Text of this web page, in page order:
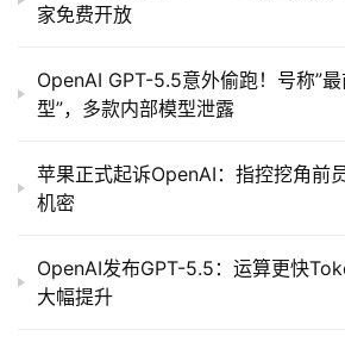
家免费开放
OpenAI GPT-5.5意外偷跑！号称”
型”，多款内部模型泄露
苹果正式起诉OpenAI：指控挖角前
机密
OpenAI发布GPT-5.5：运算更快
大幅提升